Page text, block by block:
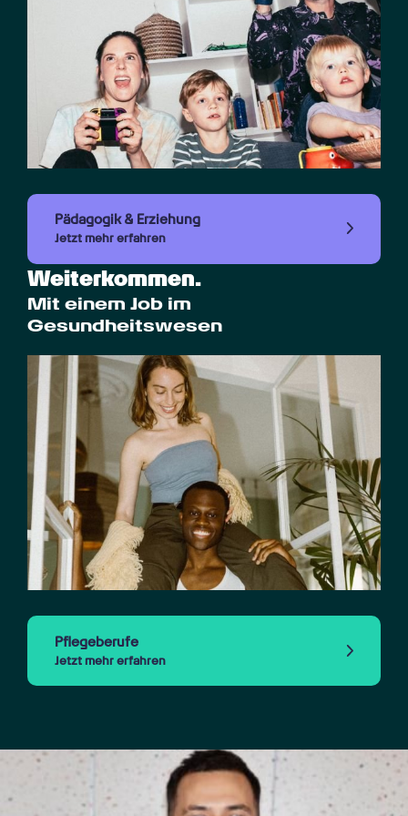
Pädagogik & Erziehung
Jetzt mehr erfahren
Weiterkommen.
Mit einem Job im
Gesundheitswesen
Pflegeberufe
Jetzt mehr erfahren